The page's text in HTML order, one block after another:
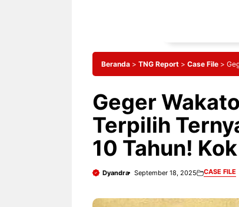
Beranda > TNG Report > Case File >
Geger
Terpilih
10 Tahun!
Dyandra September 18, 2025 CASE FILE